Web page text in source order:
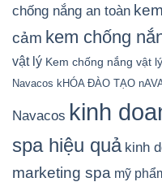
chống nắng an toàn
cảm kem chống
vật lý Kem chống nắng vật
Navacos kHÓA ĐÀO TẠO
Navacos kinh
spa hiệu quả kinh
marketing spa mỹ